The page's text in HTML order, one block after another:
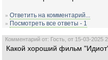
» Ответить на комментарий...
» Посмотреть все ответы - 1
Комментарий от: Гость, от 15-03-2025
Какой хороший фильм